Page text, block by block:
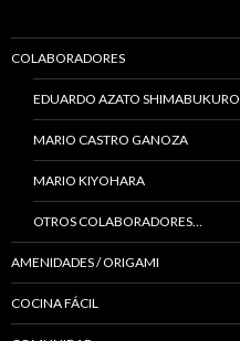
COLABORADORES
EDUARDO AZATO SHIMABUKURO
MARIO CASTRO GANOZA
MARIO KIYOHARA
OTROS COLABORADORES…
AMENIDADES / ORIGAMI
COCINA FÁCIL